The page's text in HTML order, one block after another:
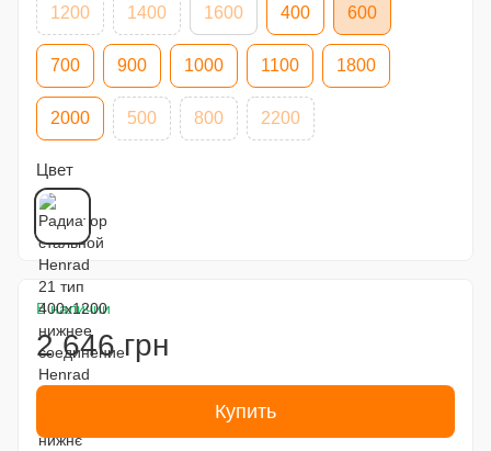
1200 1400 1600 400 600
700 900 1000 1100 1800
2000 500 800 2200
Цвет
В наличии
2 646 грн
Купить